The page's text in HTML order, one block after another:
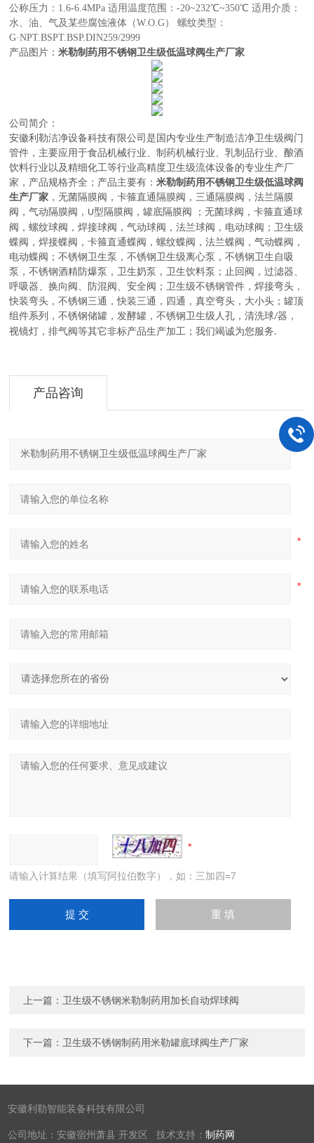
公称压力：1.6-6.4MPa 适用温度范围：-20~232℃~350℃ 适用介质：
水、油、气及某些腐蚀液体（W.O.G） 螺纹类型：
G·NPT.BSPT.BSP.DIN259/2999
产品图片：米勒制药用不锈钢卫生级低温球阀生产厂家
公司简介：
安徽利勒洁净设备科技有限公司是 国内专业生产制造洁净卫生级阀门
管件，主要应用于食品机械行业、制药机械行业、乳制品行业、酿酒
饮料行业以及精细化工等行业高精度卫生级流体设备的专业生产厂
家， 产品规格齐全；产品主要有：米勒制药用不锈钢卫生级低温球阀
生产厂家 ，无菌隔膜阀 ，卡箍直通隔膜阀，三通隔膜阀，法兰隔膜
阀，气动隔膜阀， U型隔膜阀，罐底隔膜阀 ；无菌球阀 ，卡箍直通球
阀，螺纹球阀，焊接球阀，气动球阀，法兰球阀，电动球阀 ；卫生级
蝶阀 ，焊接蝶阀，卡箍直通蝶阀，螺纹蝶阀，法兰蝶阀，气动蝶阀，
电动蝶阀 ；不锈钢卫生泵 ，不锈钢卫生级离心泵，不锈钢卫生自吸
泵，不锈钢酒精防爆泵，卫生奶泵，卫生饮料泵 ； 止回阀，过滤器、
呼吸器、换向阀、防混阀、安全阀 ；卫生级不锈钢管件 ，焊接弯头，
快装弯头，不锈钢三通，快装三通，四通，真空弯头，大小头 ；罐顶
组件系列 ，不锈钢储罐，发酵罐，不锈钢卫生级人孔，清洗球/器，
视镜灯，排气阀等其它非标产品生产加工 ；我们竭诚为您服务.
产品咨询
请输入计算结果（填写阿拉伯数字），如：三加四=7
上一篇： 卫生级不锈钢米勒制药用加长自动焊球阀
下一篇： 卫生级不锈钢制药用米勒罐底球阀生产厂家
安徽利勒智能装备科技有限公司
公司地址：安徽宿州萧县 开发区 技术支持：制药网